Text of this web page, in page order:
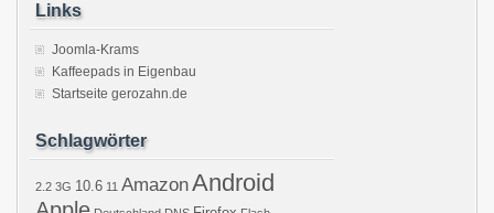
Links
Joomla-Krams
Kaffeepads in Eigenbau
Startseite gerozahn.de
Schlagwörter
2.2 3G 10.6 11 AmazonAndroid